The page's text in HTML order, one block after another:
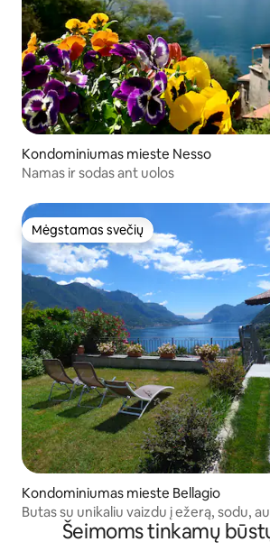
Kondominiumas mieste Nesso
Namas ir sodas ant uolos
Mėgstamas svečių
Mėgstamas svečių
Kondominiumas mieste Bellagio
Butas su unikaliu vaizdu į ežerą, sodu, automobilių
stovėjimo aikštele
Šeimoms tinkamų